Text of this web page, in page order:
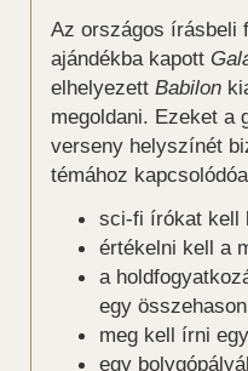
Az országos írásbeli
ajándékba kapott
elhelyezettBabilon
megoldani. Ezeket
verseny helyszínét
témához
sci-fi írókat kell
értékelni kell a
a
egy
meg kell írni
egy